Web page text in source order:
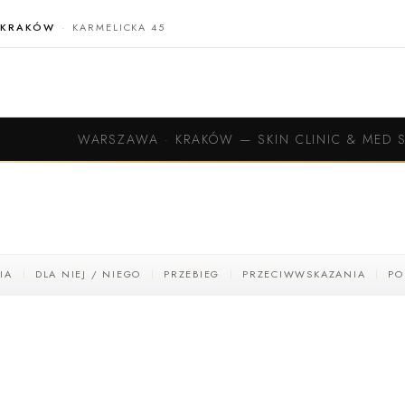
KRAKÓW KARMELICKA 45
WARSZAWA · KRAKÓW — SKIN CLINIC & MED
DLA NIEJ / NIEGO PRZEBIEG PRZECIWWSKAZANIA